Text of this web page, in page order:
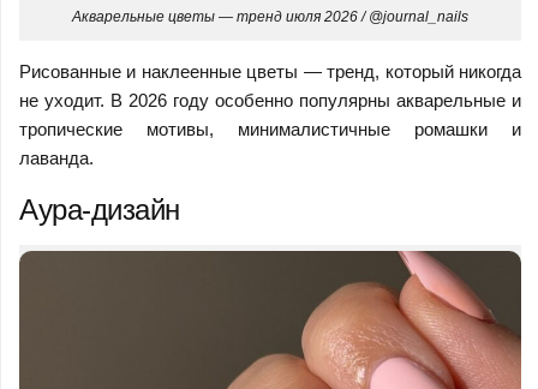
Акварельные цветы — тренд июля 2026 / @journal_nails
Рисованные и наклеенные цветы — тренд, который никогда
не уходит. В 2026 году особенно популярны акварельные и
тропические мотивы, минималистичные ромашки и
лаванда.
Аура-дизайн